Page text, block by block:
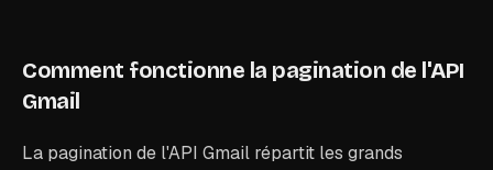
Comment fonctionne la pagination de l'API
Gmail
La pagination de l'API Gmail répartit les grands